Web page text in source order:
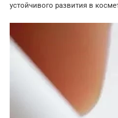
устойчивого развития в